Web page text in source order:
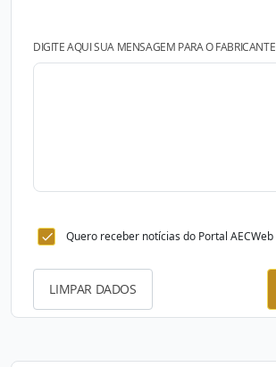
DIGITE AQUI SUA MENSAGEM PARA O FABRICANTE
Quero receber notícias do Portal AECWeb
LIMPAR DADOS